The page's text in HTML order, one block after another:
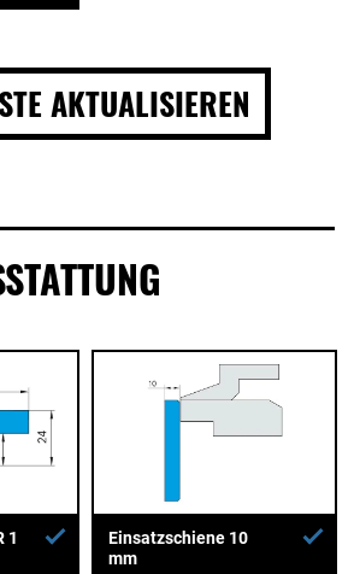
AKTUALISIEREN
1
Einsatzschiene 10
mm